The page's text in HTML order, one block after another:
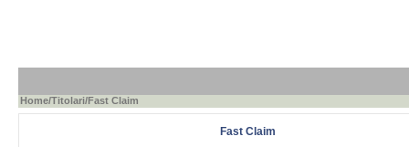
Home/Titolari/Fast Claim
Fast Claim